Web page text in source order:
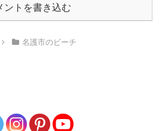
ントを書き込む
名護市のビーチ